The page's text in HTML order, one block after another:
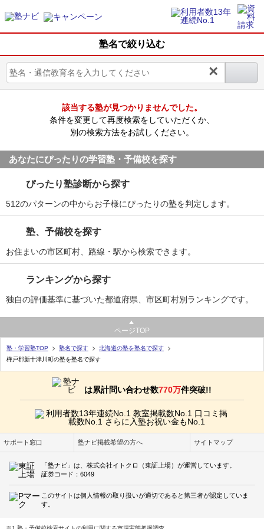
塾名で絞り込む
×
該当する塾が見つかりませんでした。
条件を変更して再度検索をしていただくか、
別の検索方法をお試しください。
あなたにぴったりの学習塾・予備校を探す
ぴったり塾診断から探す
512のパターンの中からお子様にぴったりの塾を判定します。
塾、予備校を探す
お住まいの市区町村、路線・駅から検索できます。
ランキングから探す
独自の評価基準に基づいた都道府県、市区町村別ランキングです。
ページTOP
塾・学習塾TOP 塾名で探す
北海道の塾を塾名で探す
樺戸郡新十津川町の塾を塾名で探す
は累計問い合わせ数770万件突破!!
サポート窓口 塾ナビ掲載希望の方へ サイトマップ
「塾ナビ」は、株式会社イトクロ（東証上場）が運営しています。
証券コード：6049
このサイトは個人情報の取り扱いが適切であると第三者が認定していま
す。